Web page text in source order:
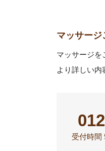
マッサージ
マッサージを
より詳しい内
受付時間